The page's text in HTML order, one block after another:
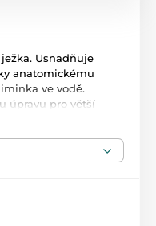
Usnadňuje
anatomickému
ve vodě.
úpravu pro větší